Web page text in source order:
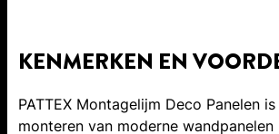
KENMERKEN EN
PATTEX Montagelijm Deco Panelen
monteren van moderne